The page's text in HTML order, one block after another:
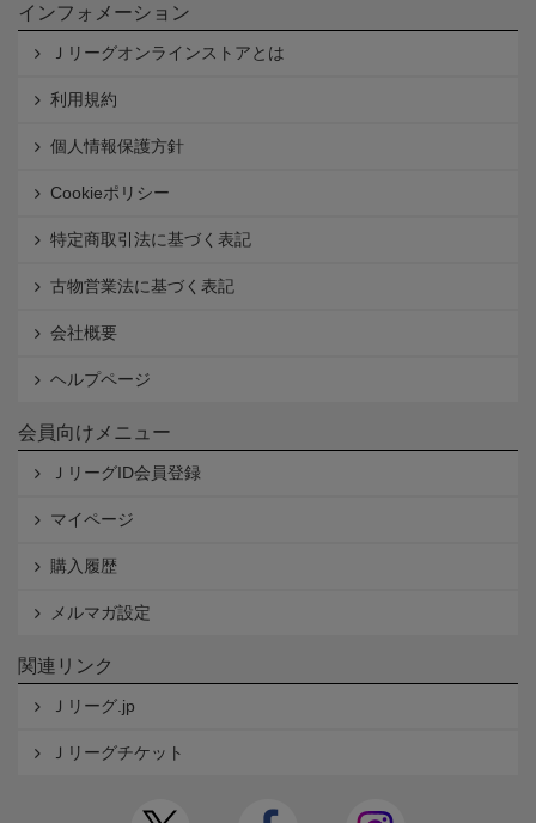
インフォメーション
Ｊリーグオンラインストアとは
利用規約
個人情報保護方針
Cookieポリシー
特定商取引法に基づく表記
古物営業法に基づく表記
会社概要
ヘルプページ
会員向けメニュー
ＪリーグID会員登録
マイページ
購入履歴
メルマガ設定
関連リンク
Ｊリーグ.jp
Ｊリーグチケット